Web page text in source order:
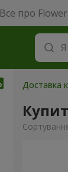
Все про
Доставка